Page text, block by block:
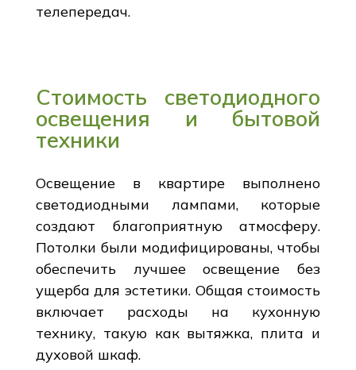
телепередач.
Стоимость светодиодного
освещения и бытовой
техники
Освещение в квартире выполнено
светодиодными лампами, которые
создают благоприятную атмосферу.
Потолки были модифицированы, чтобы
обеспечить лучшее освещение без
ущерба для эстетики. Общая стоимость
включает расходы на кухонную
технику, такую как вытяжка, плита и
духовой шкаф.